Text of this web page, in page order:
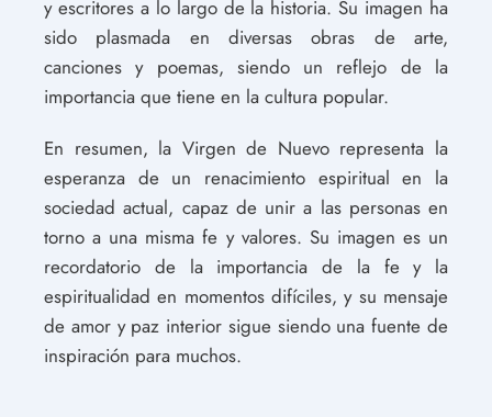
y escritores a lo largo de la historia. Su imagen ha
sido plasmada en diversas obras de arte,
canciones y poemas, siendo un reflejo de la
importancia que tiene en la cultura popular.
En resumen, la Virgen de Nuevo representa la
esperanza de un renacimiento espiritual en la
sociedad actual, capaz de unir a las personas en
torno a una misma fe y valores. Su imagen es un
recordatorio de la importancia de la fe y la
espiritualidad en momentos difíciles, y su mensaje
de amor y paz interior sigue siendo una fuente de
inspiración para muchos.